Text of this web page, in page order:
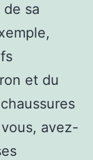
de sa
et du
avez-